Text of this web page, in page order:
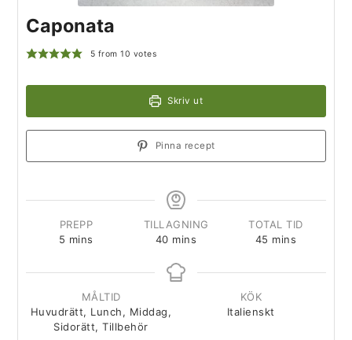
Caponata
5 from10 votes
Skriv ut
Pinna recept
PREPP
5 mins
TILLAGNING
40 mins
TOTAL TID
45 mins
MÅLTID
Huvudrätt, Lunch, Middag,
Sidorätt, Tillbehör
KÖK
Italienskt